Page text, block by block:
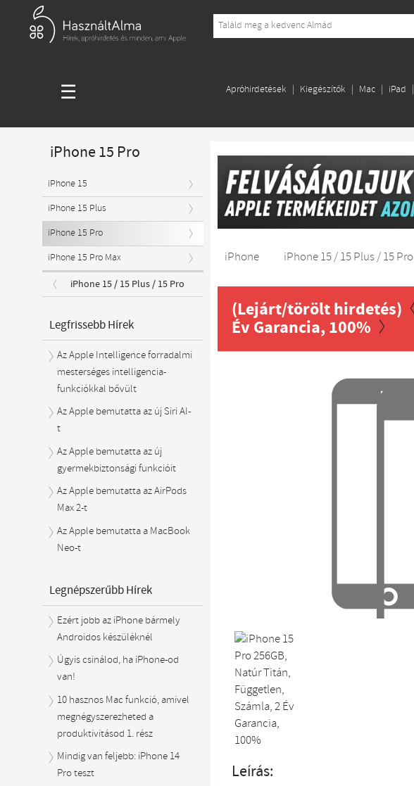
☰ Apróhirdetések Kiegészítők Mac iPad
iPhone iPhone 15 / 15 Plus / 15 Pro
(Lejárt/törölt hirdetés)
Év Garancia, 100%
Leírás:
iPhone 15 Pro
iPhone 15
iPhone 15 Plus
iPhone 15 Pro
iPhone 15 Pro Max
iPhone 15 / 15 Plus / 15 Pro
Legfrissebb Hírek
Az Apple Intelligence forradalmi
mesterséges intelligencia-
funkciókkal bővült
Az Apple bemutatta az új Siri AI-
t
Az Apple bemutatta az új
gyermekbiztonsági funkcióit
Az Apple bemutatta az AirPods
Max 2-t
Az Apple bemutatta a MacBook
Neo-t
Legnépszerűbb Hírek
Ezért jobb az iPhone bármely
Androidos készüléknél
Úgyis csinálod, ha iPhone-od
van!
10 hasznos Mac funkció, amivel
megnégyszerezheted a
produktivitásod 1. rész
Mindig van feljebb: iPhone 14
Pro teszt